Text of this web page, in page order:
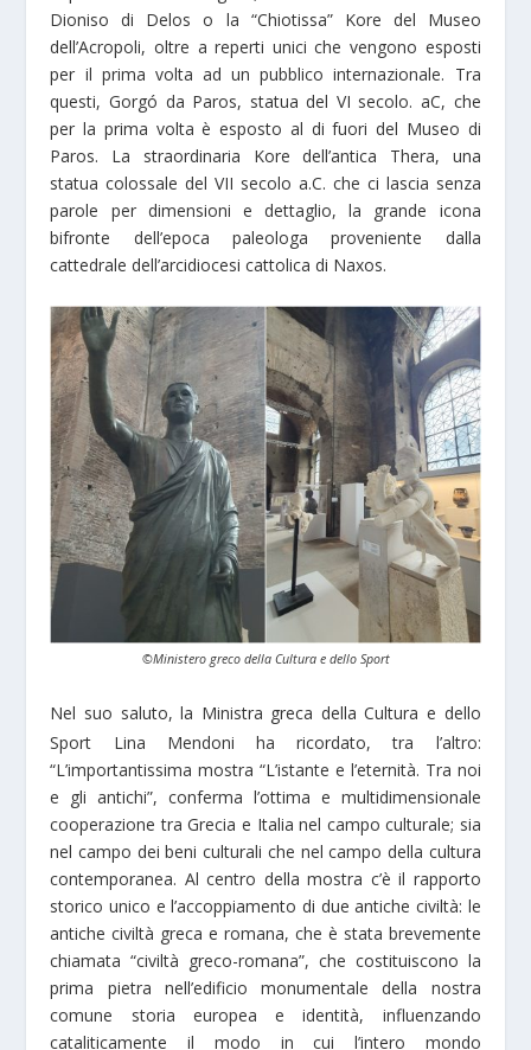
Dioniso di Delos o la “Chiotissa” Kore del Museo
dell’Acropoli, oltre a reperti unici che vengono esposti
per il prima volta ad un pubblico internazionale. Tra
questi, Gorgó da Paros, statua del VI secolo. aC, che
per la prima volta è esposto al di fuori del Museo di
Paros. La straordinaria Kore dell’antica Thera, una
statua colossale del VII secolo a.C. che ci lascia senza
parole per dimensioni e dettaglio, la grande icona
bifronte dell’epoca paleologa proveniente dalla
cattedrale dell’arcidiocesi cattolica di Naxos.
©Ministero greco della Cultura e dello Sport
Nel suo saluto, la Ministra greca della Cultura e dello
Sport Lina Mendoni ha ricordato, tra l’altro:
“L’importantissima mostra “L’istante e l’eternità. Tra noi
e gli antichi”, conferma l’ottima e multidimensionale
cooperazione tra Grecia e Italia nel campo culturale; sia
nel campo dei beni culturali che nel campo della cultura
contemporanea. Al centro della mostra c’è il rapporto
storico unico e l’accoppiamento di due antiche civiltà: le
antiche civiltà greca e romana, che è stata brevemente
chiamata “civiltà greco-romana”, che costituiscono la
prima pietra nell’edificio monumentale della nostra
comune storia europea e identità, influenzando
cataliticamente il modo in cui l’intero mondo